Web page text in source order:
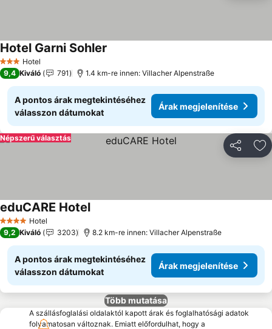
3 Kategória
Hotel
Hotel Garni Sohler
9,4 Kiváló 791 1.4 km-re innen: Villacher Alpenstraße
A pontos árak megtekintéséhez
válasszon dátumokat
Árak megjelenítése
Népszerű választás
4 KategóriaHotel
eduCARE Hotel
9,2 Kiváló 3203 8.2 km-re innen: Villacher Alpenstraße
A pontos árak megtekintéséhez
válasszon dátumokat
Árak megjelenítése
Több mutatása
A szállásfoglalási oldalaktól kapott árak és foglalhatósági adatok
folyamatosan változnak. Emiatt előfordulhat, hogy a